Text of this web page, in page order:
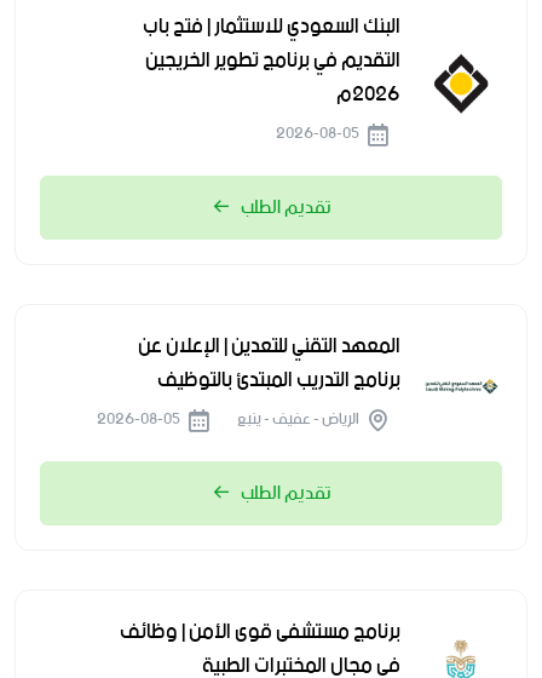
البنك السعودي للاستثمار | فتح باب
التقديم في برنامج تطوير الخريجين
2026م
تقديم الطلب
المعهد التقني للتعدين | الإعلان عن
برنامج التدريب المبتدئ بالتوظيف
الرياض - عفيف - ينبع
تقديم الطلب
برنامج مستشفى قوى الأمن | وظائف
في مجال المختبرات الطبية